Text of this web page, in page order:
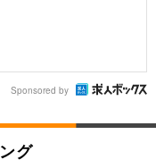
Sponsored by
グ